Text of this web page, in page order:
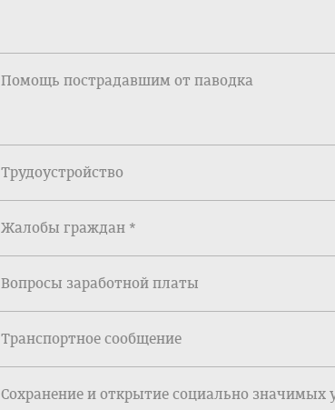
Помощь пострадавшим от паводка
Трудоустройство
Жалобы граждан *
Вопросы заработной платы
Транспортное сообщение
Сохранение и открытие социально значимых